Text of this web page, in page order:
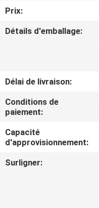
CONTRÔLE
QUALITÉ
CONTACT
NOUVELLES
Prix:
Détails d'emballage:
Délai de livraison:
Conditions de
paiement:
Capacité
d'approvisionnement:
Surligner: